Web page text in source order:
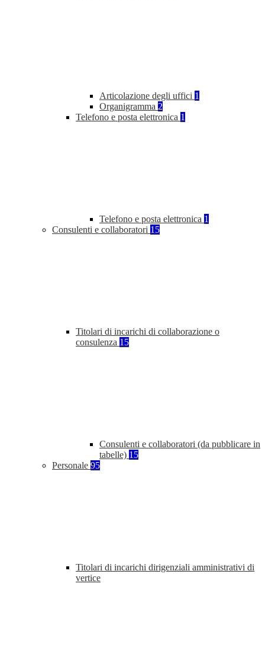
Articolazione degli uffici 1
Organigramma 2
Telefono e posta elettronica 1
Telefono e posta elettronica 1
Consulenti e collaboratori 15
Titolari di incarichi di collaborazione o
consulenza 15
Consulenti e collaboratori (da pubblicare in
tabelle) 15
Personale 95
Titolari di incarichi dirigenziali amministrativi di
vertice